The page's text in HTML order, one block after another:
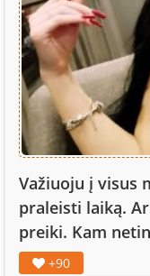
Važiuoju į visus
praleisti laiką.
preiki. Kam
+90